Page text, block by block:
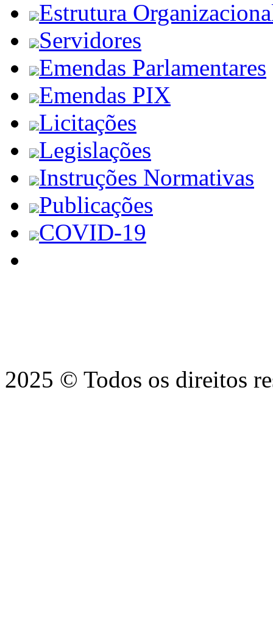
Estrutura
Servidores
Emendas Parlamentares
Emendas PIX
Licitações
Legislações
Instruções Normativas
Publicações
COVID-19
2025 © Todos os direitos